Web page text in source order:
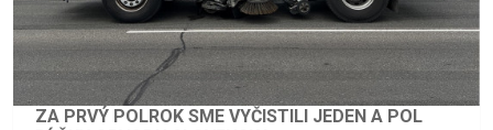
ZA PRVÝ POLROK SME VYČISTILI JEDEN A POL